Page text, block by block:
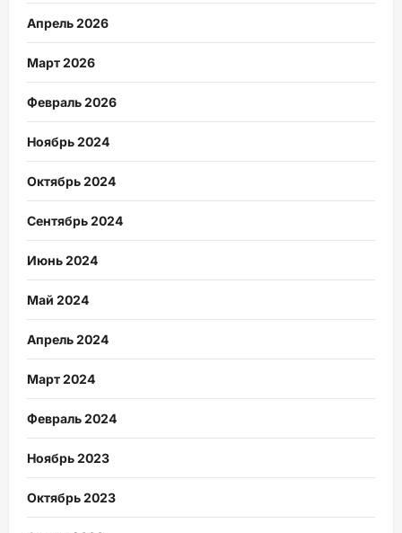
Апрель 2026
Март 2026
Февраль 2026
Ноябрь 2024
Октябрь 2024
Сентябрь 2024
Июнь 2024
Май 2024
Апрель 2024
Март 2024
Февраль 2024
Ноябрь 2023
Октябрь 2023